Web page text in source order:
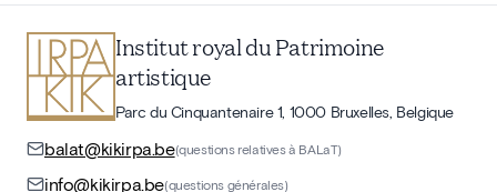
Institut royal du Patrimoine
artistique
Parc du Cinquantenaire 1, 1000 Bruxelles, Belgique
balat@kikirpa.be(questions relatives à BALaT)
info@kikirpa.be(questions générales)